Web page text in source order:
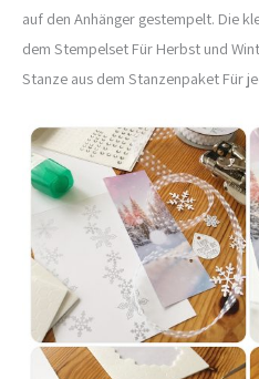
auf den Anhänger gestempelt. Die
dem Stempelset Für Herbst und
Stanze aus dem Stanzenpaket Für